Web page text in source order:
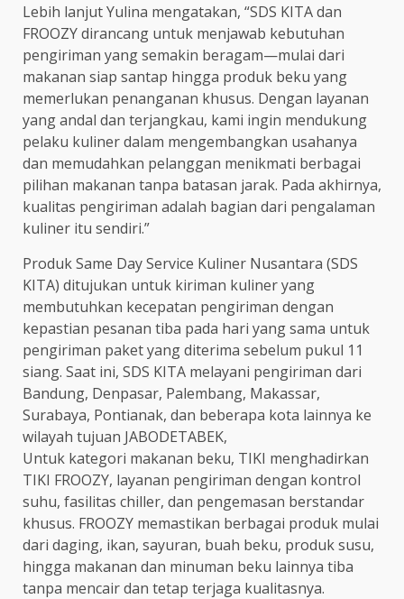
Lebih lanjut Yulina mengatakan, “SDS KITA dan
FROOZY dirancang untuk menjawab kebutuhan
pengiriman yang semakin beragam—mulai dari
makanan siap santap hingga produk beku yang
memerlukan penanganan khusus. Dengan layanan
yang andal dan terjangkau, kami ingin mendukung
pelaku kuliner dalam mengembangkan usahanya
dan memudahkan pelanggan menikmati berbagai
pilihan makanan tanpa batasan jarak. Pada akhirnya,
kualitas pengiriman adalah bagian dari pengalaman
kuliner itu sendiri.”
Produk Same Day Service Kuliner Nusantara (SDS
KITA) ditujukan untuk kiriman kuliner yang
membutuhkan kecepatan pengiriman dengan
kepastian pesanan tiba pada hari yang sama untuk
pengiriman paket yang diterima sebelum pukul 11
siang. Saat ini, SDS KITA melayani pengiriman dari
Bandung, Denpasar, Palembang, Makassar,
Surabaya, Pontianak, dan beberapa kota lainnya ke
wilayah tujuan JABODETABEK,
Untuk kategori makanan beku, TIKI menghadirkan
TIKI FROOZY, layanan pengiriman dengan kontrol
suhu, fasilitas chiller, dan pengemasan berstandar
khusus. FROOZY memastikan berbagai produk mulai
dari daging, ikan, sayuran, buah beku, produk susu,
hingga makanan dan minuman beku lainnya tiba
tanpa mencair dan tetap terjaga kualitasnya.